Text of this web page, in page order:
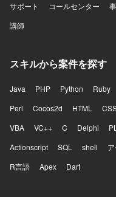
ジションです。通話中
用、通話後業務の効率
を用いて開発しており
Hono、Drizzle、Python
はPostgreSQLや
ております。インフラ
おり、CI/CDにはGitHub
どを活用しております。
サポート
コールセンター
講師
スキルから案件を探す
Java PHP Python Ruby
Perl
Cocos2d HTML
VBA
VC++ C Delphi
Actionscript
SQL shell
R言語
Apex Dart